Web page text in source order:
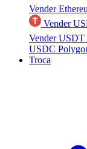
Vender
Vender
Vender USDT
USDC
Troca